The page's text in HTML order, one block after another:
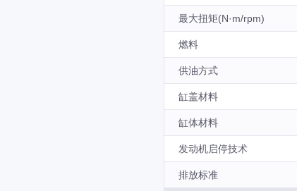
最大扭矩(N·m/rpm)
燃料
供油方式
缸盖材料
缸体材料
发动机启停技术
排放标准